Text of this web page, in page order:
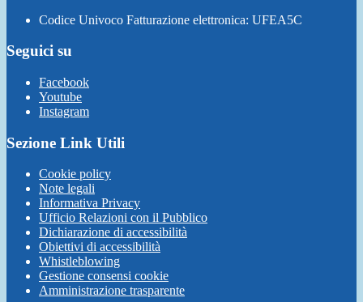
Codice Univoco Fatturazione elettronica: UFEA5C
Seguici su
Facebook
Youtube
Instagram
Sezione Link Utili
Cookie policy
Note legali
Informativa Privacy
Ufficio Relazioni con il Pubblico
Dichiarazione di accessibilità
Obiettivi di accessibilità
Whistleblowing
Gestione consensi cookie
Amministrazione trasparente